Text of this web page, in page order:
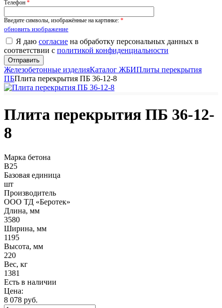
Телефон *
Введите символы, изображённые на картинке: *
обновить изображение
Я даю согласие на обработку персональных данных в
соответствии с политикой конфиденциальности
Железобетонные изделияКаталог ЖБИПлиты перекрытия
ПБПлита перекрытия ПБ 36-12-8
Плита перекрытия ПБ 36-12-
8
Марка бетона
B25
Базовая единица
шт
Производитель
ООО ТД «Беротек»
Длина, мм
3580
Ширина, мм
1195
Высота, мм
220
Вес, кг
1381
Есть в наличии
Цена:
8 078 руб.